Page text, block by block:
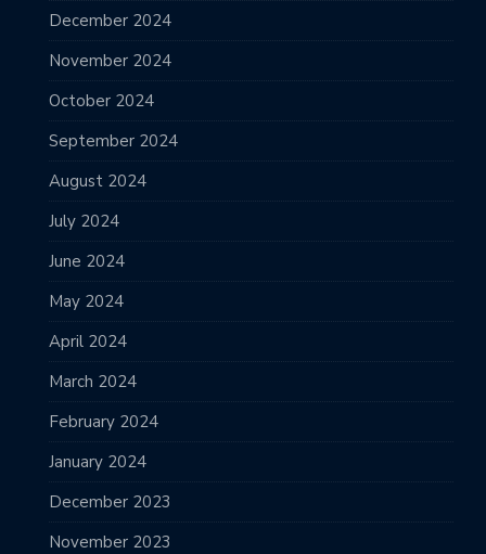
December 2024
November 2024
October 2024
September 2024
August 2024
July 2024
June 2024
May 2024
April 2024
March 2024
February 2024
January 2024
December 2023
November 2023